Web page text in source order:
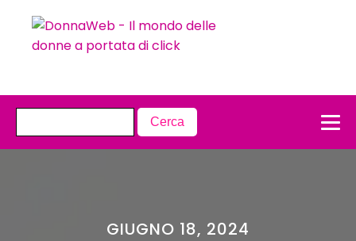
GIUGNO 18, 2024